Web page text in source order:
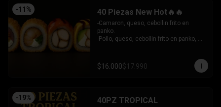
-11 % 40 Piezas New Hot🔥🔥
-Camaron, queso, cebollin frito en
panko.
-Pollo, queso, cebollin frito en panko,
bañado en salsa tari y dulce.
-Atun, queso, cebollin frito en panko.
$16.000$17.990
-19% 40PZ TROPICAL